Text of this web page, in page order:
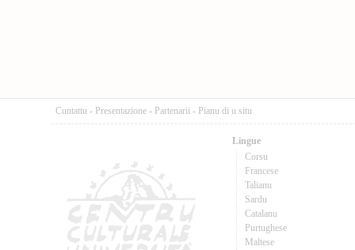
Cuntattu - Presentazione - Partenarii - Pianu di u situ
Lingue
Corsu
Francese
Talianu
Sardu
Catalanu
Purtughese
Maltese